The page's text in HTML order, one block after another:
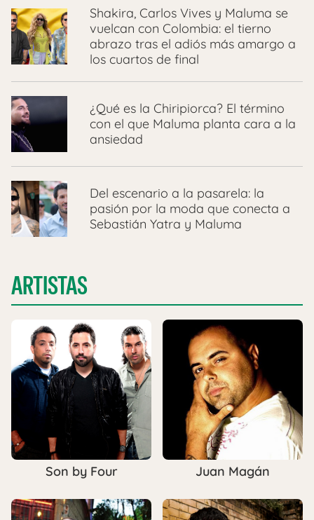
Shakira, Carlos Vives y Maluma se
vuelcan con Colombia: el tierno
abrazo tras el adiós más amargo a
los cuartos de final
¿Qué es la Chiripiorca? El término
con el que Maluma planta cara a la
ansiedad
Del escenario a la pasarela: la
pasión por la moda que conecta a
Sebastián Yatra y Maluma
ARTISTAS
Son by Four Juan Magán